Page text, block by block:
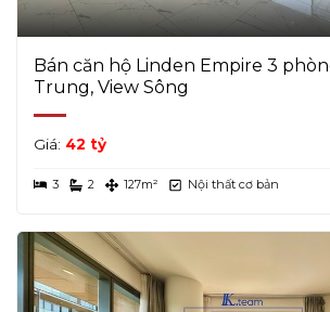
Bán căn hộ Linden Empire 3
Trung, View Sông
Giá: 42 tỷ
3 2 127m² Nội thất cơ bản